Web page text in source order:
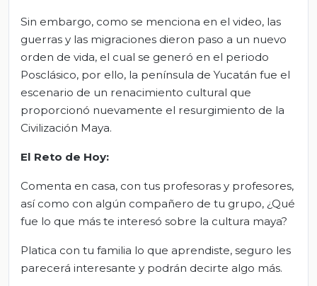
Sin embargo, como se menciona en el video, las
guerras y las migraciones dieron paso a un nuevo
orden de vida, el cual se generó en el periodo
Posclásico, por ello, la península de Yucatán fue el
escenario de un renacimiento cultural que
proporcionó nuevamente el resurgimiento de la
Civilización Maya.
El Reto de Hoy:
Comenta en casa, con tus profesoras y profesores,
así como con algún compañero de tu grupo, ¿Qué
fue lo que más te interesó sobre la cultura maya?
Platica con tu familia lo que aprendiste, seguro les
parecerá interesante y podrán decirte algo más.